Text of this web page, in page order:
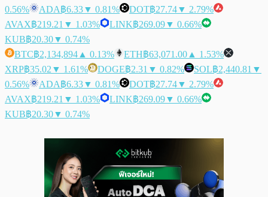
0.56%
ADA฿6.33▼ 0.81% DOT฿27.74▼ 2.79%
AVAX฿219.21 ▼ 1.03% LINK฿269.09▼ 0.66%
KUB฿20.30▼ 0.74%
BTC฿2,134,894 ▲ 0.13% ETH฿63,071.00 ▲ 1.53%
XRP฿35.02 ▼ 1.61% DOGE฿2.31 ▼ 0.82% SOL฿2,440.81 ▼
0.56%
ADA฿6.33▼ 0.81% DOT฿27.74▼ 2.79%
AVAX฿219.21 ▼ 1.03% LINK฿269.09▼ 0.66%
KUB฿20.30▼ 0.74%